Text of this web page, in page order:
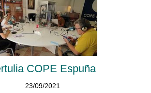
COPE Espuña
23/09/2021